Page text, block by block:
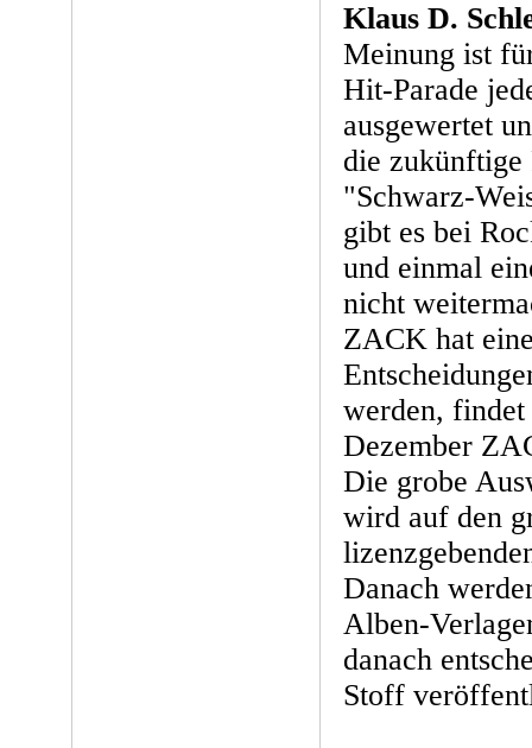
Klaus D.
Meinung ist
Hit-Parade
ausgewertet
die zukünftige
"Schwarz-
gibt es bei
und einmal
nicht
ZACK hat
werden, findet
Dezember
Die grobe
wird auf den
Danach
Alben-
danach
Stoff